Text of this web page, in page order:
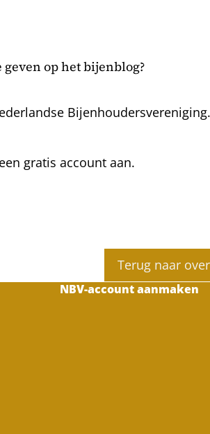
op het bijenblog?
gratis account aan.
Terug naar
NBV-account aanmaken